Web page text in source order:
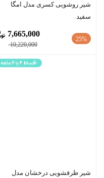
شیر روشویی کسری مدل امگا
سفید
25%
10,220,000
7,665,000
شیر ظرفشویی درخشان مدل